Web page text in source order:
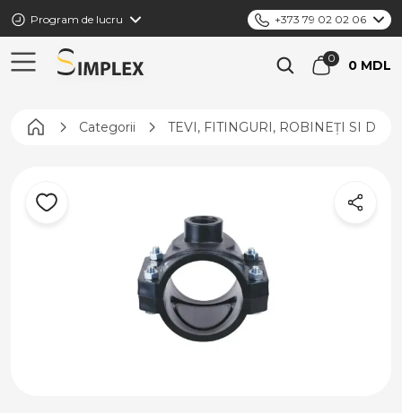
Program de lucru +373 79 02 02 06
0 MDL
Pagina principală
Categorii TEVI, FITINGURI, ROBINEȚI SI